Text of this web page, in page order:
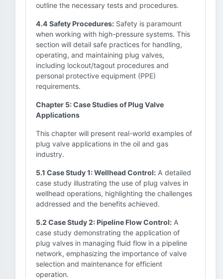
outline the necessary tests and procedures.
4.4 Safety Procedures: Safety is paramount
when working with high-pressure systems. This
section will detail safe practices for handling,
operating, and maintaining plug valves,
including lockout/tagout procedures and
personal protective equipment (PPE)
requirements.
Chapter 5: Case Studies of Plug Valve
Applications
This chapter will present real-world examples of
plug valve applications in the oil and gas
industry.
5.1 Case Study 1: Wellhead Control: A detailed
case study illustrating the use of plug valves in
wellhead operations, highlighting the challenges
addressed and the benefits achieved.
5.2 Case Study 2: Pipeline Flow Control: A
case study demonstrating the application of
plug valves in managing fluid flow in a pipeline
network, emphasizing the importance of valve
selection and maintenance for efficient
operation.